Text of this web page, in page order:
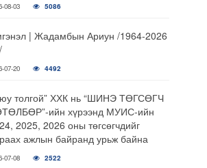
08-03 5086
| Жадамбын Ариун /1964-2026
07-20 4492
толгой” ХХК нь “ШИНЭ ТӨГСӨГЧ
ийн хүрээнд МУИС-ийн
2025, 2026 оны төгсөгчдийг
ажлын байранд урьж байна
07-08 2522